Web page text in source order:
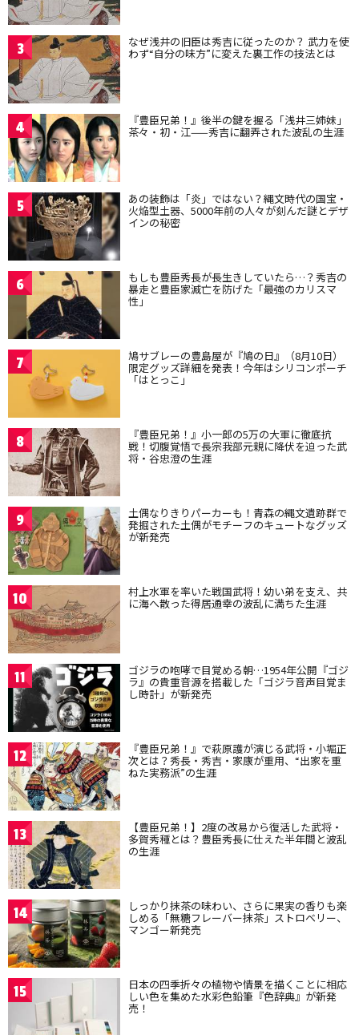
3 なぜ浅井の旧臣は秀吉に従ったのか？ 武力を使
わず“自分の味方”に変えた裏工作の技法とは
4 『豊臣兄弟！』後半の鍵を握る「浅井三姉妹」
茶々・初・江——秀吉に翻弄された波乱の生涯
5 あの装飾は「炎」ではない？縄文時代の国宝・
火焔型土器、5000年前の人々が刻んだ謎とデザ
インの秘密
6 もしも豊臣秀長が長生きしていたら…？秀吉の
暴走と豊臣家滅亡を防げた「最強のカリスマ
性」
7 鳩サブレーの豊島屋が『鳩の日』（8月10日）
限定グッズ詳細を発表！今年はシリコンポーチ
「はとっこ」
8 『豊臣兄弟！』小一郎の5万の大軍に徹底抗
戦！切腹覚悟で長宗我部元親に降伏を迫った武
将・谷忠澄の生涯
9 土偶なりきりパーカーも！青森の縄文遺跡群で
発掘された土偶がモチーフのキュートなグッズ
が新発売
10 村上水軍を率いた戦国武将！幼い弟を支え、共
に海へ散った得居通幸の波乱に満ちた生涯
11 ゴジラの咆哮で目覚める朝…1954年公開『ゴジ
ラ』の貴重音源を搭載した「ゴジラ音声目覚ま
し時計」が新発売
12 『豊臣兄弟！』で萩原護が演じる武将・小堀正
次とは？秀長・秀吉・家康が重用、“出家を重
ねた実務派”の生涯
13 【豊臣兄弟！】2度の改易から復活した武将・
多賀秀種とは？豊臣秀長に仕えた半年間と波乱
の生涯
14 しっかり抹茶の味わい、さらに果実の香りも楽
しめる「無糖フレーバー抹茶」ストロベリー、
マンゴー新発売
15 日本の四季折々の植物や情景を描くことに相応
しい色を集めた水彩色鉛筆『色辞典』が新発
売！